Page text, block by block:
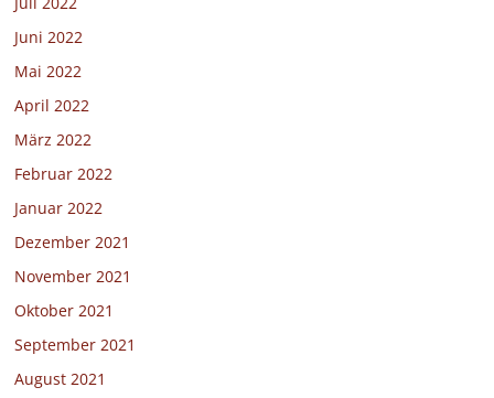
Juni 2022
Mai 2022
April 2022
März 2022
Februar 2022
Januar 2022
Dezember 2021
November 2021
Oktober 2021
September 2021
August 2021